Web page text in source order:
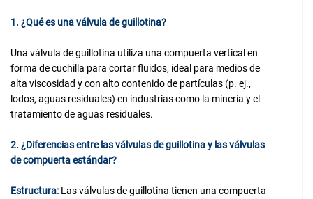
1. ¿Qué es una válvula de guillotina?
Una válvula de guillotina utiliza una compuerta vertical en
forma de cuchilla para cortar fluidos, ideal para medios de
alta viscosidad y con alto contenido de partículas (p. ej.,
lodos, aguas residuales) en industrias como la minería y el
tratamiento de aguas residuales.
2. ¿Diferencias entre las válvulas de guillotina y las válvulas
de compuerta estándar?
Estructura: Las válvulas de guillotina tienen una compuerta